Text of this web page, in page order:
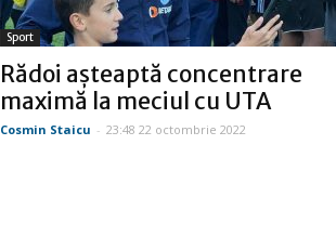
Sport
Rădoi aşteaptă concentrare
maximă la meciul cu UTA
Cosmin Staicu - 23:48 22 octombrie 2022